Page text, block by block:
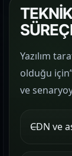
Yazılım
olduğu
ve
CDN ve